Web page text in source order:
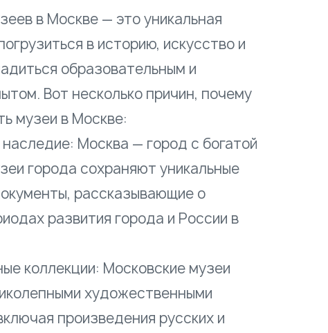
в Москве — это уникальная
в историю, искусство и
образовательным и
Вот несколько причин, почему
музеи в Москве:
Москва — город с богатой
города сохраняют уникальные
рассказывающие о
развития города и России в
коллекции: Московские музеи
художественными
произведения русских и